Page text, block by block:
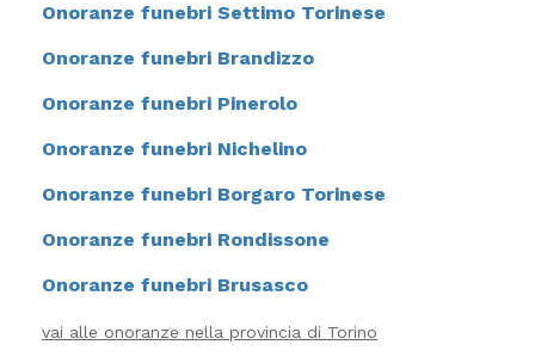
Onoranze funebri Settimo Torinese
Onoranze funebri Brandizzo
Onoranze funebri Pinerolo
Onoranze funebri Nichelino
Onoranze funebri Borgaro Torinese
Onoranze funebri Rondissone
Onoranze funebri Brusasco
vai alle onoranze nella provincia di Torino